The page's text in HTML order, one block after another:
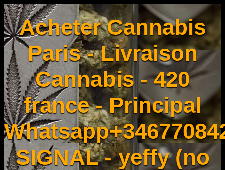
Acheter Cannabis
Paris - Livraison
Cannabis - 420
france - Principal
SIGNAL - yeffy (no